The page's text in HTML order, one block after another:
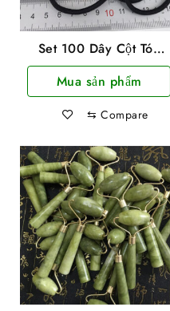
Set 100 Dây Cột Tóc
Đen Co Giãn Tốt Nhiều
Hình Siêu Dễ Thương
Mua sản phẩm
⇆ Compare